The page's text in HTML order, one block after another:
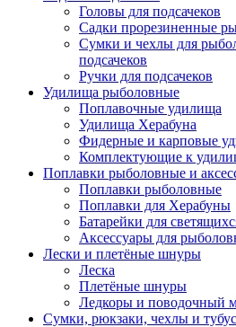
Головы для подсачеков
Садки прорезиненные
Сумки и чехлы для
подсачеков
Ручки для подсачеков
Удилища рыболовные
Поплавочные удилища
Удилища Херабуна
Фидерные и карповые
Комплектующие к
Поплавки рыболовные и
Поплавки рыболовные
Поплавки для Херабуны
Батарейки для
Аксессуары для
Лески и плетёные шнуры
Леска
Плетёные шнуры
Ледкоры и поводочный
Сумки, рюкзаки, чехлы и